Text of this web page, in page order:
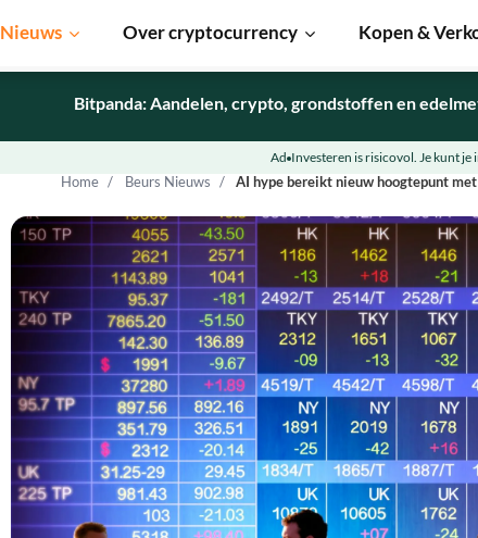
Nieuws Over cryptocurrency Kopen &
Home Beurs Nieuws AI hype bereikt nieuw hoogtepunt
Bitpanda: Aandelen, crypto, grondstoffen en
Ad Investeren is risicovol. Je kunt je